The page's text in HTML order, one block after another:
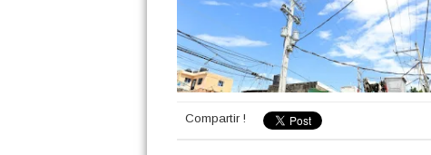
Compartir !